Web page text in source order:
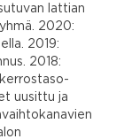
lattian
2020:
2019:
2018:
uusittu ja